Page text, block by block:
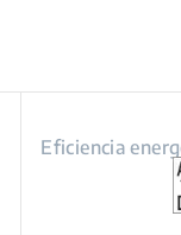
Eficiencia